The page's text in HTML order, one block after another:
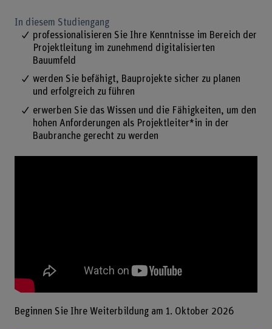
In diesem Studiengang
professionalisieren Sie Ihre Kenntnisse im Bereich der
Projektleitung im zunehmend digitalisierten
Bauumfeld
werden Sie befähigt, Bauprojekte sicher zu planen
und erfolgreich zu führen
erwerben Sie das Wissen und die Fähigkeiten, um den
hohen Anforderungen als Projektleiter*in in der
Baubranche gerecht zu werden
Beginnen Sie Ihre Weiterbildung am 1. Oktober 2026